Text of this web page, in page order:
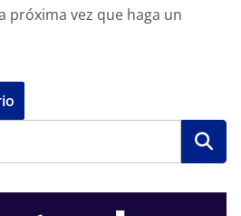
próxima vez que haga un